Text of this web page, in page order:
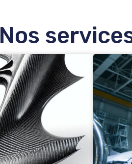
Nos